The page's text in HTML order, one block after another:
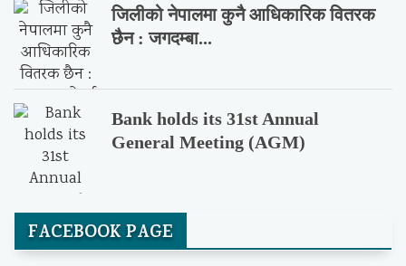
जिलीको नेपालमा कुनै आधिकारिक वितरक
छैन : जगदम्बा...
Bank holds its 31st Annual
General Meeting (AGM)
FACEBOOK PAGE